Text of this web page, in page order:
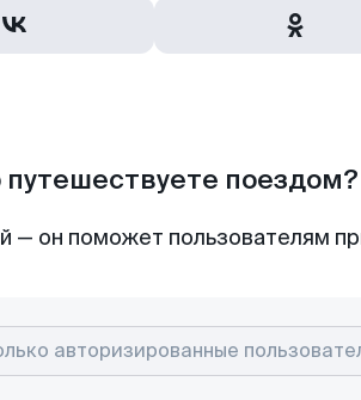
путешествуете поездом?
— он поможет пользователям